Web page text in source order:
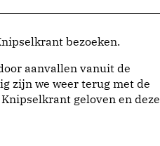
bezoeken.
aanvallen vanuit de
zijn we weer terug met de
geloven en deze